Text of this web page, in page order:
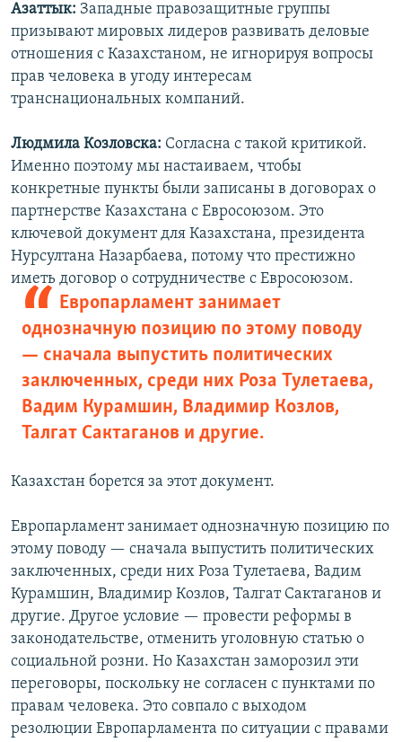
Азаттык: Западные правозащитные группы
призывают мировых лидеров развивать деловые
отношения с Казахстаном, не игнорируя вопросы
прав человека в угоду интересам
транснациональных компаний.
Людмила Козловска: Согласна с такой критикой.
Именно поэтому мы настаиваем, чтобы
конкретные пункты были записаны в договорах о
партнерстве Казахстана с Евросоюзом. Это
ключевой документ для Казахстана, президента
Нурсултана Назарбаева, потому что престижно
иметь договор о
Европарламент занимает
однозначную позицию по этому поводу
— сначала выпустить политических
заключенных, среди них Роза Тулетаева,
Вадим Курамшин, Владимир Козлов,
Талгат Сактаганов и другие.
сотрудничестве с Евросоюзом.
Казахстан борется за этот документ.
Европарламент занимает однозначную позицию по
этому поводу — сначала выпустить политических
заключенных, среди них Роза Тулетаева, Вадим
Курамшин, Владимир Козлов, Талгат Сактаганов и
другие. Другое условие — провести реформы в
законодательстве, отменить уголовную статью о
социальной розни. Но Казахстан заморозил эти
переговоры, поскольку не согласен с пунктами по
правам человека. Это совпало с выходом
резолюции Европарламента по ситуации с правами